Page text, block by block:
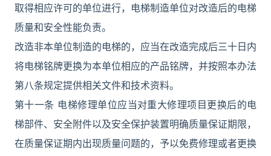
取得相应许可的单位进行，电梯制造单位对改造后的电梯
质量和安全性能负责。
改造非本单位制造的电梯的，应当在改造完成后三十日内
将电梯铭牌更换为本单位相应的产品铭牌，并按照本办法
第八条规定提供相关文件和技术资料。
第十一条 电梯修理单位应当对重大修理项目更换后的电
梯部件、安全附件以及安全保护装置明确质量保证期限，
在质量保证期内出现质量问题的，予以免费修理或者更换